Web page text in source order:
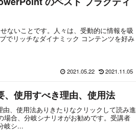
ないことです。人々は、受動的に情報を吸
でリッチなダイナミック コンテンツを好み
2021.05.22 2021.11.05
使用すべき理由、使用法
、使用法ありきたりなクリックして読み進
合、分岐シナリオがお勧めです。受講者
岐シ...